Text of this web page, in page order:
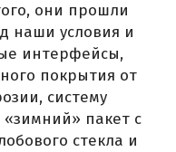
они прошли
наши условия и
интерфейсы,
покрытия от
систему
«зимний» пакет с
стекла и